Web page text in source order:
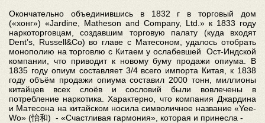
Окончательно объединившись в 1832 г в торговый дом
(«хонг») «Jardine, Matheson and Company, Ltd.» к 1833 году
наркоторговцам, создавшим торговую палату (куда входят
Dent’s, Russell&Co) во главе с Матесоном, удалось отобрать
монополию на торговлю с Китаем у ослабевшей Ост-Индской
компании, что приводит к новому буму продажи опиума. В
1835 году опиум составляет 3/4 всего импорта Китая, к 1838
году объём продажи опиума составил 2000 тонн, миллионы
китайцев всех слоёв и сословий были вовлечены в
потребление наркотика. Характерно, что компания Джардина
и Матесона на китайском носила символичное название «Yee-
Wo» (怡和) - «Счастливая гармония», которая и принесла -